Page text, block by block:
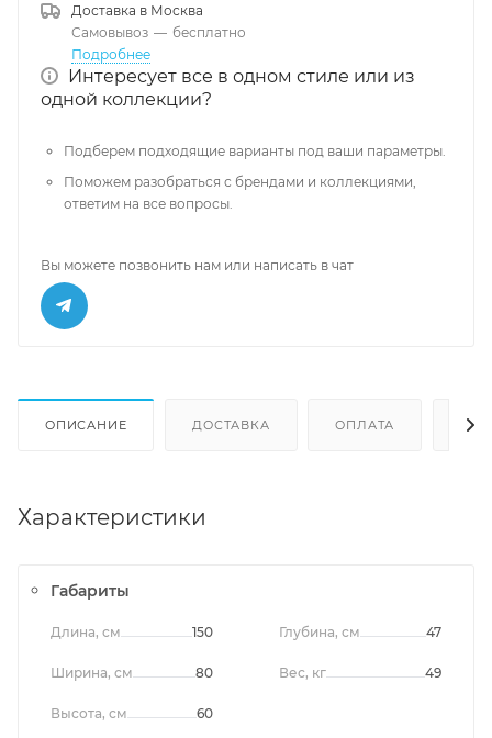
Доставка в Москва
Самовывоз — бесплатно
Подробнее
Интересует все в одном стиле или из
одной коллекции?
Подберем подходящие варианты под ваши параметры.
Поможем разобраться с брендами и коллекциями,
ответим на все вопросы.
Вы можете позвонить нам или написать в чат
ОПИСАНИЕ ДОСТАВКА ОПЛАТА
Характеристики
Габариты
Длина, см 150
Ширина, см 80
Высота, см 60
Глубина, см 47
Вес, кг 49